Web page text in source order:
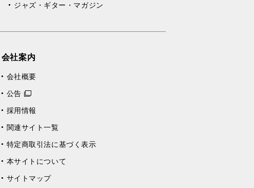
ジャズ・ギター・マガジン
会社案内
会社概要
公告
採用情報
関連サイト一覧
特定商取引法に基づく表示
本サイトについて
サイトマップ